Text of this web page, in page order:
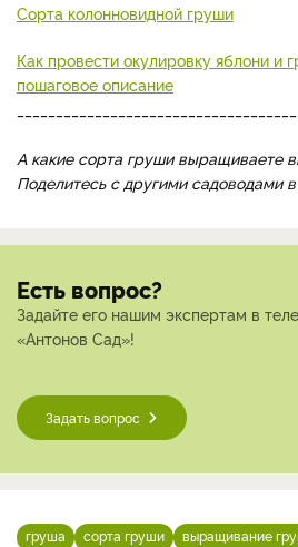
Сорта колонновидной груши
Как провести окулировку яблони и
пошаговое описание
А какие сорта груши выращиваете
Поделитесь с другими садоводами
Есть вопрос?
Задайте его нашим экспертам в
«Антонов Сад»!
Задать вопрос
груша сорта груши выращивание